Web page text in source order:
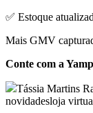
✅ Estoque
Mais GMV
Conte com a
Tássia Martins
novidadesloja